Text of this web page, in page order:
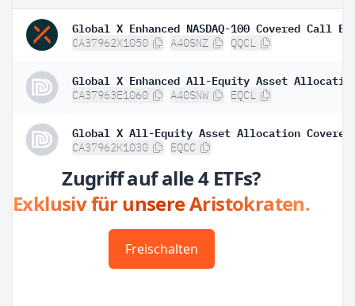
Global X Enhanced NASDAQ-100 Covered Call
CA37962X1050 A40SNZ QQCL
CA37963E1060 A40SNW EQCL
CA37962K1030 EQCC
Zugriff auf alle 4 ETFs?
Exklusiv für unsere Aristokraten.
Freischalten